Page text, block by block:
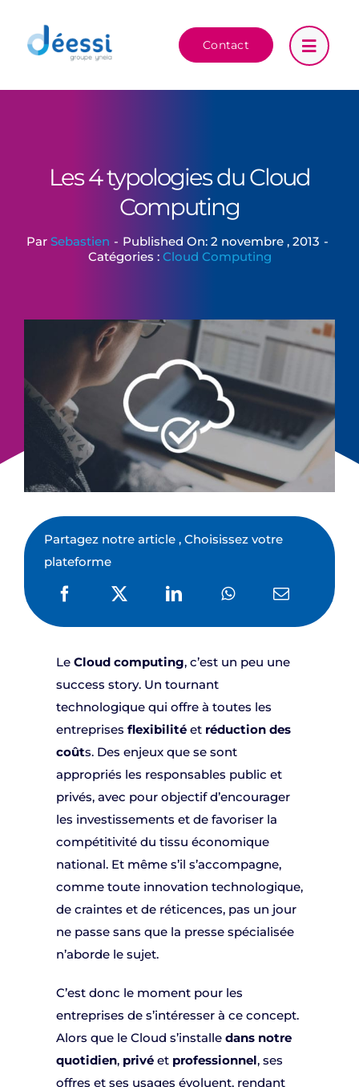
contenu
Contact
Les 4 typologies du Cloud
Computing
Par Sebastien - Published On: 2 novembre , 2013 -
Catégories : Cloud Computing
Partagez notre article , Choisissez votre
plateforme
Le Cloud computing, c’est un peu une
success story. Un tournant
technologique qui offre à toutes les
entreprises flexibilitéetréduction des
coûts. Des enjeux que se sont
appropriés les responsables public et
privés, avec pour objectif d’encourager
les investissements et de favoriser la
compétitivité du tissu économique
national. Et même s’il s’accompagne,
comme toute innovation technologique,
de craintes et de réticences, pas un jour
ne passe sans que la presse spécialisée
n’aborde le sujet.
C’est donc le moment pour les
entreprises de s’intéresser à ce concept.
Alors que le Cloud s’installe dans notre
quotidien, privéetprofessionnel, ses
offres et ses usages évoluent, rendant